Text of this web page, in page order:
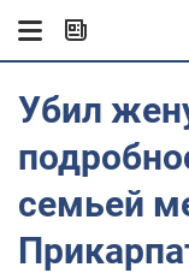
Убил
семьей